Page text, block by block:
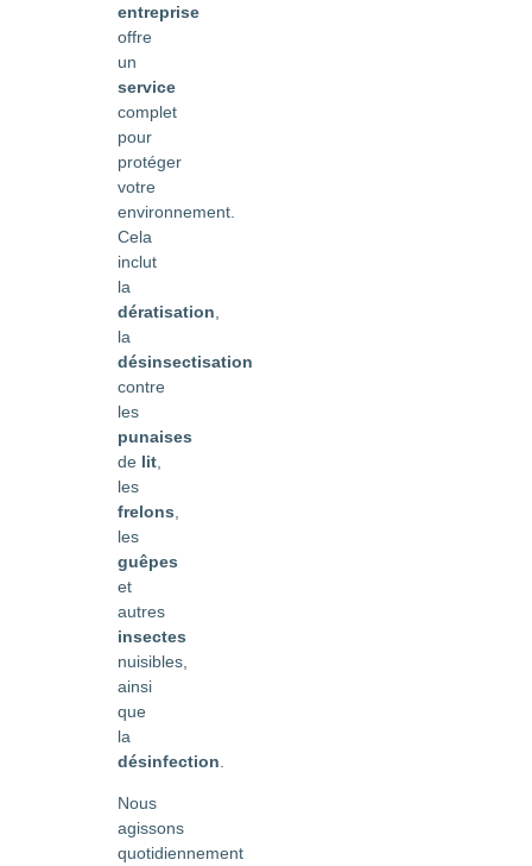
entreprise
offre
un
service
complet
pour
protéger
votre
environnement.
Cela
inclut
la
dératisation
la
désinsectisation
contre
les
punaises
de lit
les
frelons
les
guêpes
et
autres
insectes
nuisibles,
ainsi
que
la
désinfection
Nous
agissons
quotidiennement